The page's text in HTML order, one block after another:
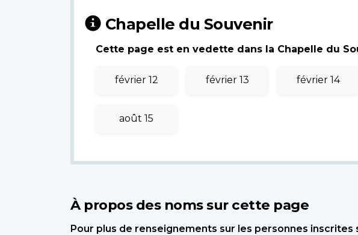
Chapelle du Souvenir
Cette page est en vedette dans la Chapelle du
février 12 février 13 février 14
août 15
À propos des noms sur cette page
Pour plus de renseignements sur les personnes